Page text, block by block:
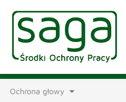
Ochrona głowy